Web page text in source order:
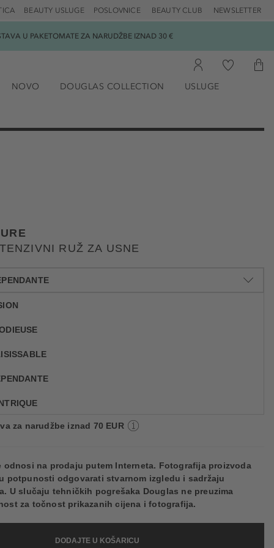
POSLOVNICE BEAUTY CLUB NEWSLETTER
BEAUTY USLUGE
U PAKETOMATE ZA NARUDŽBE IZNAD 30 €
NOVO DOUGLAS COLLECTION USLUGE
RUŽ ZA USNE
MOT
2 do 5 radnih dana
za narudžbe iznad 70 EUR
odnosi na prodaju putem Interneta. Fotografija proizvoda
potpunosti odgovarati stvarnom izgledu i sadržaju
U slučaju tehničkih pogrešaka Douglas ne preuzima
za točnost prikazanih cijena i fotografija.
DODAJTE U KOŠARICU